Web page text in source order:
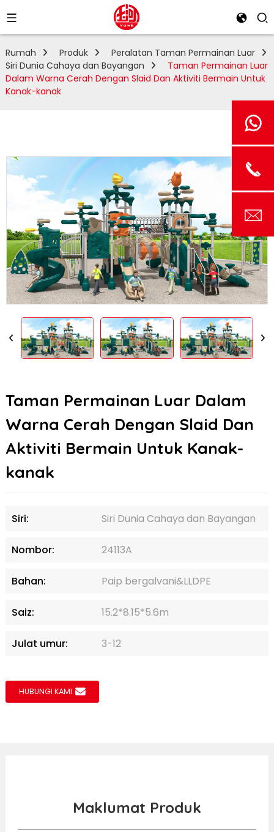
Rumah Produk
Peralatan Taman Permainan Luar
Siri Dunia Cahaya dan Bayangan
Taman Permainan Luar
Dalam Warna Cerah Dengan Slaid Dan Aktiviti Bermain Untuk
Kanak-kanak
Taman Permainan Luar Dalam
Warna Cerah Dengan Slaid Dan
Aktiviti Bermain Untuk Kanak-
kanak
Siri: Siri Dunia Cahaya dan Bayangan
Nombor: 24113A
Bahan: Paip bergalvani&LLDPE
Saiz: 15.2*8.15*5.6m
Julat umur: 3-12
HUBUNGI KAMI
Maklumat Produk